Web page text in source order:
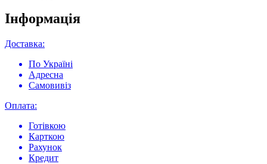
Інформація
Доставка:
По Україні
Адресна
Самовивіз
Оплата:
Готівкою
Карткою
Рахунок
Кредит